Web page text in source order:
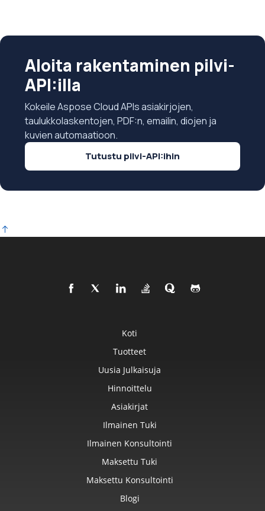
Aloita rakentaminen pilvi-
API:illa
Kokeile Aspose Cloud APIs asiakirjojen,
taulukkolaskentojen, PDF:n, emailin, diojen ja
kuvien automaatioon.
Tutustu pilvi-API:ihin
Koti
Tuotteet
Uusia Julkaisuja
Hinnoittelu
Asiakirjat
Ilmainen Tuki
Ilmainen Konsultointi
Maksettu Tuki
Maksettu Konsultointi
Blogi